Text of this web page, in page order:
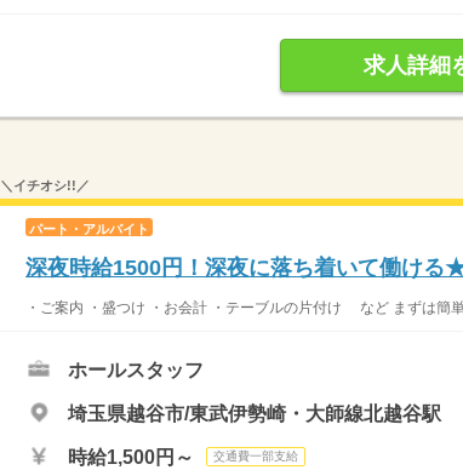
求人詳細
＼イチオシ!!／
パート・アルバイト
深夜時給1500円！深夜に落ち着いて働ける
・ご案内 ・盛つけ ・お会計 ・テーブルの片付け など まずは簡
ホールスタッフ
埼玉県越谷市/東武伊勢崎・大師線北越谷駅
時給1,500円～ 交通費一部支給